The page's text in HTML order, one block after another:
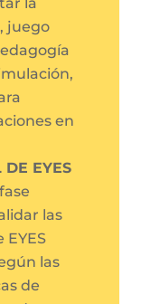
juego
en
DE EYES
las
las
de